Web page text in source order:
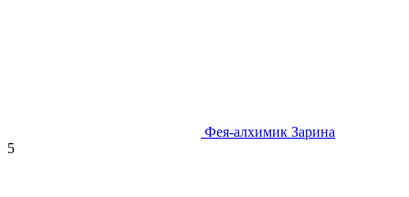
Фея-алхимик Зарина
5